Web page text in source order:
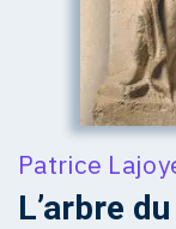
Patrice
L’arbre